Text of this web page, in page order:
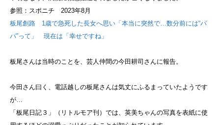
参照：スポニチ 2023年8月
板尾創路 1歳で急死した長女へ思い「本当に突然で…数分前には“パ
パ”って」 現在は「幸せですね」
板尾さんは当時のことを、芸人仲間の今田耕司さんに報告。
今田さん曰く、電話越しの板尾さんは気丈にふるまっていたようです
が…
「板尾日記３」（リトルモア刊）では、英美ちゃんの写真を表紙に使